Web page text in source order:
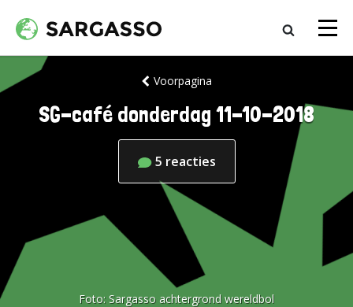
Voorpagina
SG-café donderdag 11-10-2018
5 reacties
Foto: Sargasso achtergrond wereldbol